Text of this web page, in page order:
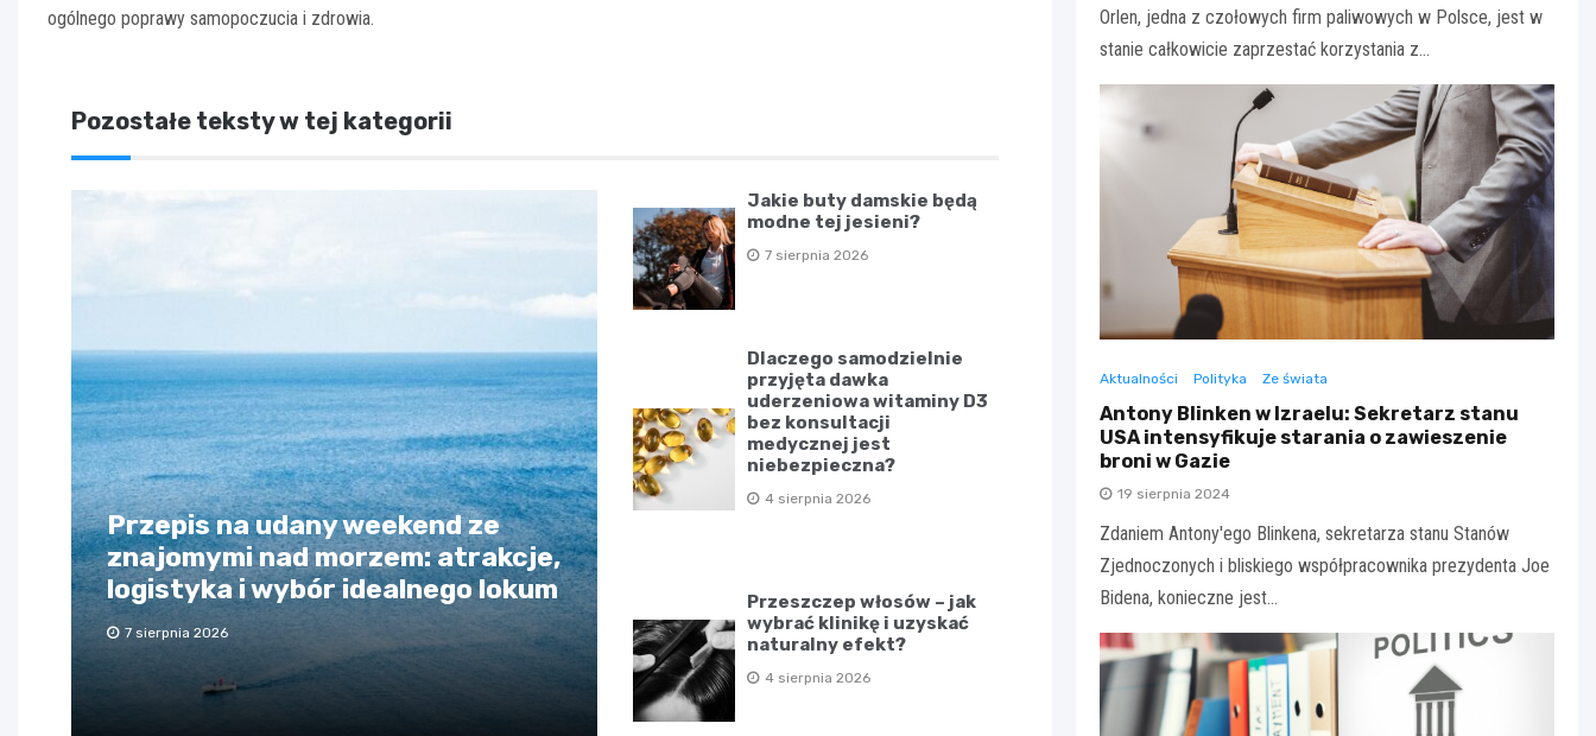
ogólnego poprawy samopoczucia i zdrowia.
Pozostałe teksty w tej kategorii
Przepis na udany weekend ze
znajomymi nad morzem: atrakcje,
logistyka i wybór idealnego lokum
7 sierpnia 2026
Jakie buty damskie będą
modne tej jesieni?
7 sierpnia 2026
Dlaczego samodzielnie
przyjęta dawka
uderzeniowa witaminy D3
bez konsultacji
medycznej jest
niebezpieczna?
4 sierpnia 2026
Przeszczep włosów – jak
wybrać klinikę i uzyskać
naturalny efekt?
4 sierpnia 2026
Orlen, jedna z czołowych firm paliwowych w Polsce, jest w
stanie całkowicie zaprzestać korzystania z…
Aktualności Polityka Ze świata
Antony Blinken w Izraelu: Sekretarz stanu
USA intensyfikuje starania o zawieszenie
broni w Gazie
19 sierpnia 2024
Zdaniem Antony'ego Blinkena, sekretarza stanu Stanów
Zjednoczonych i bliskiego współpracownika prezydenta Joe
Bidena, konieczne jest…